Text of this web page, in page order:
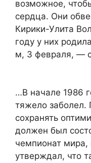
возможное,
сердца. Они
Кирики-Улита
году у них
м, 3 февраля, —
…В начале 1986
тяжело заболел.
сохранять
должен был
чемпионат мира,
утверждал, что